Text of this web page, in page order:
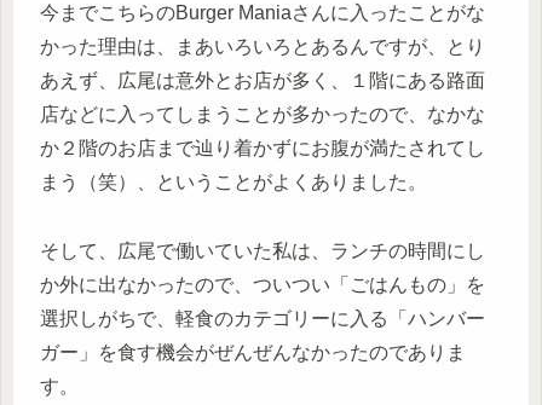
今までこちらのBurger Maniaさんに入ったことがな
かった理由は、まあいろいろとあるんですが、とり
あえず、広尾は意外とお店が多く、１階にある路面
店などに入ってしまうことが多かったので、なかな
か２階のお店まで辿り着かずにお腹が満たされてし
まう（笑）、ということがよくありました。
そして、広尾で働いていた私は、ランチの時間にし
か外に出なかったので、ついつい「ごはんもの」を
選択しがちで、軽食のカテゴリーに入る「ハンバー
ガー」を食す機会がぜんぜんなかったのでありま
す。